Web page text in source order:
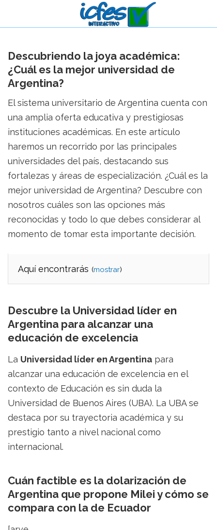
Descubriendo la joya académica:
¿Cuál es la mejor universidad de
Argentina?
El sistema universitario de Argentina cuenta con
una amplia oferta educativa y prestigiosas
instituciones académicas. En este artículo
haremos un recorrido por las principales
universidades del país, destacando sus
fortalezas y áreas de especialización. ¿Cuál es la
mejor universidad de Argentina? Descubre con
nosotros cuáles son las opciones más
reconocidas y todo lo que debes considerar al
momento de tomar esta importante decisión.
Aquí encontrarás ( )
Descubre la Universidad líder en
Argentina para alcanzar una
educación de excelencia
La Universidad líder en Argentina para
alcanzar una educación de excelencia en el
contexto de Educación es sin duda la
Universidad de Buenos Aires (UBA). La UBA se
destaca por su trayectoria académica y su
prestigio tanto a nivel nacional como
internacional.
Cuán factible es la dolarización de
Argentina que propone Milei y cómo se
compara con la de Ecuador